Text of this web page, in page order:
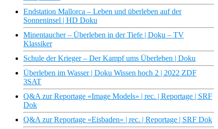
Endstation Mallorca – Leben und überleben auf der
Sonneninsel | HD Doku
Minentaucher – Überleben in der Tiefe | Doku – TV
Klassiker
Schule der Krieger – Der Kampf ums Überleben | Doku
Überleben im Wasser | Doku Wissen hoch 2 | 2022 ZDF
3SAT
Q&A zur Reportage «Image Models» | rec. | Reportage | SRF
Dok
Q&A zur Reportage «Eisbaden» | rec. | Reportage | SRF Dok